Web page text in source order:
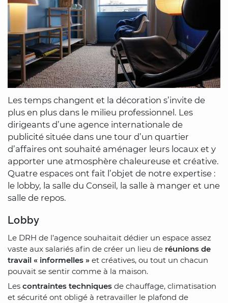
Les temps changent et la décoration s’invite de
plus en plus dans le milieu professionnel. Les
dirigeants d’une agence internationale de
publicité située dans une tour d’un quartier
d’affaires ont souhaité aménager leurs locaux et y
apporter une atmosphère chaleureuse et créative.
Quatre espaces ont fait l’objet de notre expertise :
le lobby, la salle du Conseil, la salle à manger et une
salle de repos.
Lobby
Le DRH de l’agence souhaitait dédier un espace assez
vaste aux salariés afin de créer un lieu de réunions de
travail « informelles » et créatives, ou tout un chacun
pouvait se sentir comme à la maison.
Les contraintes techniques de chauffage, climatisation
et sécurité ont obligé à retravailler le plafond de